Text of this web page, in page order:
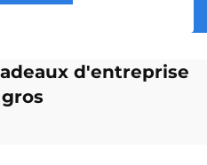
d'entreprise